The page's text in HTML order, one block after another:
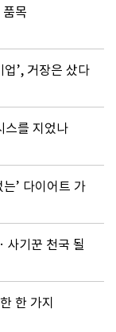
목
’, 거장은 샀다
스를 지었나
’ 다이어트 가
사기꾼 천국 될
한 가지